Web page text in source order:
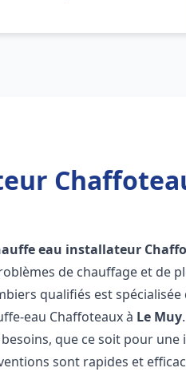
eau installateur
de chauffage et de
qualifiés est
eau Chaffoteaux à Le Muy
que ce soit pour
sont rapides et